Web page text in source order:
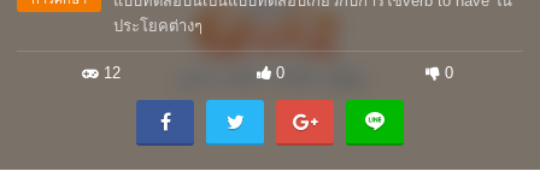
ประโยคต่างๆ
12 0 0